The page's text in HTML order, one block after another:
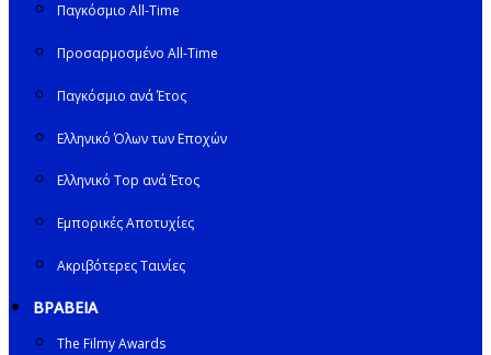
Παγκόσμιο All-Time
Προσαρμοσμένο All-Time
Παγκόσμιο ανά Έτος
Ελληνικό Όλων των Εποχών
Ελληνικό Top ανά Έτος
Εμπορικές Αποτυχίες
Ακριβότερες Ταινίες
ΒΡΑΒΕΙΑ
The Filmy Awards